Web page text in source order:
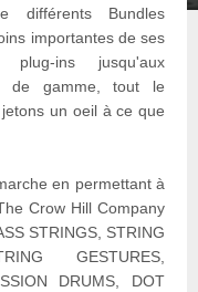
différents Bundles
importantes de ses
ins jusqu'aux
de gamme, tout le
un oeil à ce que
en permettant à
Crow Hill Company
STRINGS, STRING
GESTURES,
DRUMS, DOT